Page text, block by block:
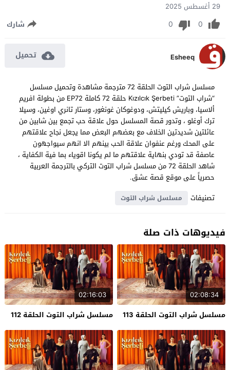
29 أغسطس 2025
0
0 شارك
Esheeq تحميل
مسلسل شراب التوت الحلقة 72 مترجمة مشاهدة وتحميل مسلسل
“شراب التوت” Kızılcık Şerbeti حلقة 72 كاملة EP72 من بطولة افريم
ألاسيا، وباريش كيليتش، ودوغوكان غونغور، وستار تانري اوغين، وسيلا
ترك أوغلو ، وتدور قصة المسلسل حول علاقة حب تجمع بين شابين من
عائلتين شديدتين الخلاف مع بعضهم البعض مما يجعل نجاح علاقتهم
على المحك ورغم عنفوان علاقة الحب بينهم الا انهم سيواجهون
عاصفة قد تودي بنهاية علاقتهم ما لم يكونا اقوياء بما فية الكفاية ،
شاهد الحلقة 72 من مسلسل شراب التوت التركي بالترجمة العربية
حصرياً على موقع قصة عشق.
تصنيفات
مسلسل شراب التوت
فيديوهات ذات صلة
02:08:34
مسلسل شراب التوت الحلقة 113
02:16:03
مسلسل شراب التوت الحلقة 112